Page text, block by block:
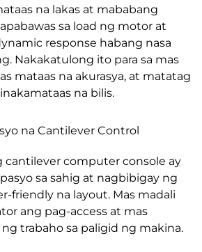
na lakas at mababang
sa load ng motor at
response habang nasa
Nakakatulong ito para sa mas
mataas na akurasya, at matatag
na bilis.
na Cantilever Control
cantilever computer console ay
sa sahig at nagbibigay ng
friendly na layout. Mas madali
ang pag-access at mas
trabaho sa paligid ng makina.